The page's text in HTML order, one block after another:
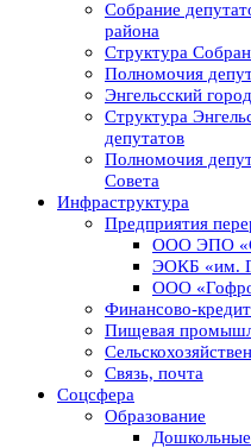
Собрание
района
Структура
Полномочия
Энгельсский
Структура
депутатов
Полномочия
Совета
Инфраструктура
Предприятия
ООО ЭПО
ЭОКБ «им.
ООО
Финансово-
Пищевая
Связь, почта
Соцсфера
Образование